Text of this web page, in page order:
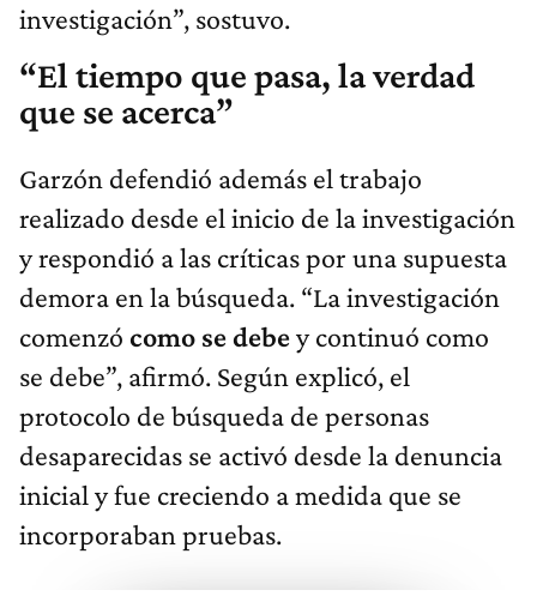
investigación”, sostuvo.
“El tiempo que pasa, la verdad
que se acerca”
Garzón defendió además el trabajo
realizado desde el inicio de la investigación
y respondió a las críticas por una supuesta
demora en la búsqueda. “La investigación
comenzó como se debey continuó como
se debe”, afirmó. Según explicó, el
protocolo de búsqueda de personas
desaparecidas se activó desde la denuncia
inicial y fue creciendo a medida que se
incorporaban pruebas.